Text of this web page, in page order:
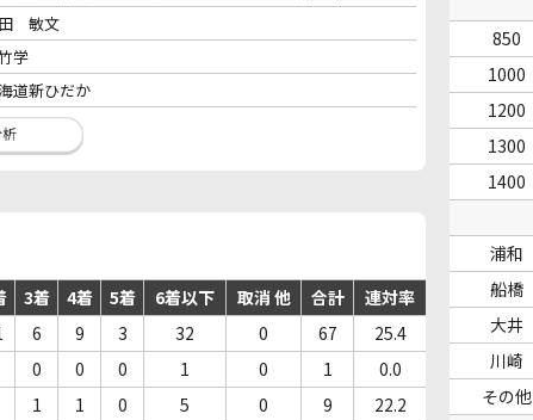
敏文
学
道新ひだか
3着 4着 5着 6着以下 取消 他 合計
連対率
6 9 3 32 0 67
25.4
0 0 0 1 0 1
0.0
1 1 0 5 0 9
22.2
850
1000
1200
1300
1400
浦和
船橋
大井
川崎
その他